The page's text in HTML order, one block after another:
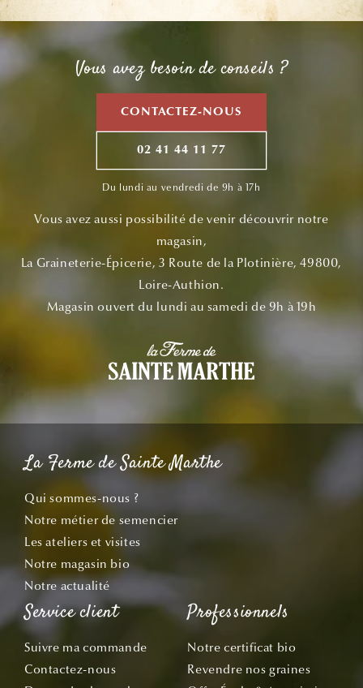
Vous avez besoin de conseils ?
CONTACTEZ-NOUS
02 41 44 11 77
Du lundi au vendredi de 9h à 17h
Vous avez aussi possibilité de venir découvrir notre
magasin,
La Graineterie-Épicerie, 3 Route de la Plotinière, 49800,
Loire-Authion.
Magasin ouvert du lundi au samedi de 9h à 19h
La Ferme de Sainte Marthe
Qui sommes-nous ?
Notre métier de semencier
Les ateliers et visites
Notre magasin bio
Notre actualité
Service client
Suivre ma commande
Contactez-nous
Professionnels
Notre certificat bio
Revendre nos graines